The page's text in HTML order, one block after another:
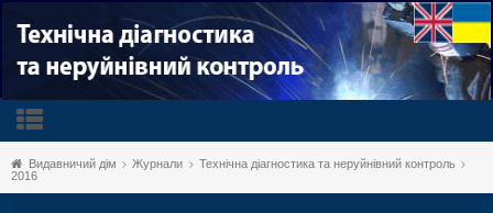
Видавничий дім Журнали
Технічна діагностика та неруйнівний контроль
2016